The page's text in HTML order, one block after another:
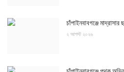
চাঁপাইনবাবগঞ্জে
২ আগস্ট ২০২৬